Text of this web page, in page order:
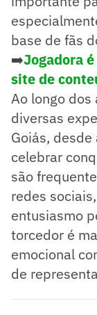
base de fãs
➡️Jogadora
site de
Ao longo dos
diversas
Goiás,
celebrar
são
redes
entusiasmo
torcedor é
emocional
de